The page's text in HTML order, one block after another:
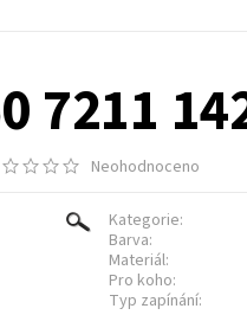
7211
Neohodnoceno
Kategorie:
Barva:
Materiál:
Pro koho:
Typ zapínání: